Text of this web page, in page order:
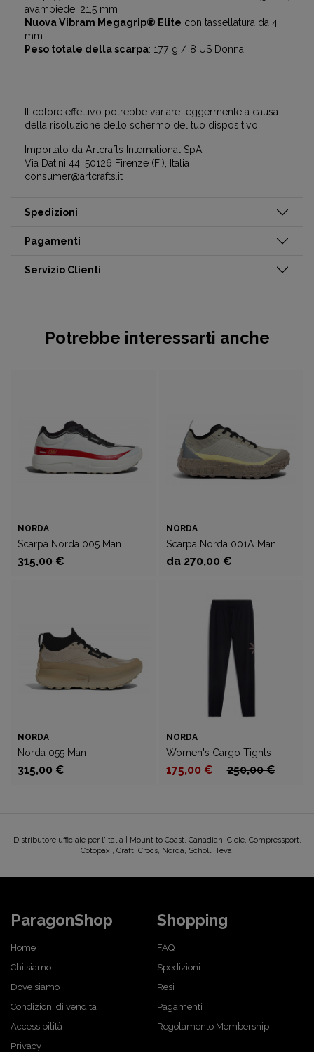
avampiede: 21,5 mm
Nuova Vibram Megagrip® Elite con tassellatura da 4
mm.
Peso totale della scarpa: 177 g / 8 US Donna
Il colore effettivo potrebbe variare leggermente a causa
della risoluzione dello schermo del tuo dispositivo.
Importato da Artcrafts International SpA
Via Datini 44, 50126 Firenze (FI), Italia
consumer@artcrafts.it
Spedizioni
Pagamenti
Servizio Clienti
Potrebbe interessarti anche
NORDA
Scarpa Norda 005 Man
315,00 €
NORDA
Scarpa Norda 001A Man
da 270,00 €
NORDA
Norda 055 Man
315,00 €
NORDA
Women's Cargo Tights
175,00 € 250,00 €
Distributore ufficiale per l'Italia | Mount to Coast, Canadian, Ciele, Compressport,
Cotopaxi, Craft, Crocs, Norda, Scholl, Teva.
ParagonShop
Home
Chi siamo
Dove siamo
Condizioni di vendita
Accessibilità
Privacy
Shopping
FAQ
Spedizioni
Resi
Pagamenti
Regolamento Membership